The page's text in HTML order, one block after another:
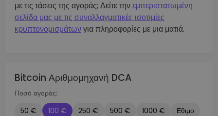
με τις τάσεις της αγοράς; Δείτε τηνεμπεριστατωμένη
σελίδα μας με τις συναλλαγματικές ισοτιμίες
κρυπτονομισμάτωνγια πληροφορίες με μια ματιά.
Bitcoin Αριθμομηχανή DCA
Ποσό αγοράς:
50 €
100 € 250 € 500 € 1000 €
Εθιμο